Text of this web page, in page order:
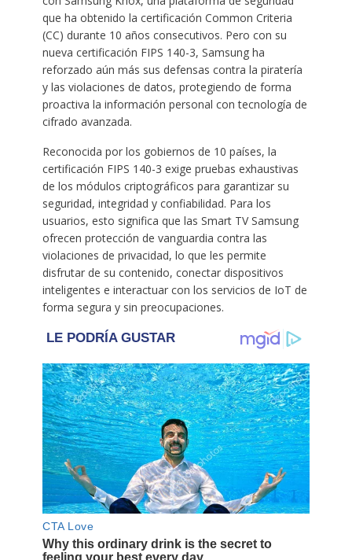
que ha obtenido la certificación Common Criteria
(CC) durante 10 años consecutivos. Pero con su
nueva certificación FIPS 140-3, Samsung ha
reforzado aún más sus defensas contra la piratería
y las violaciones de datos, protegiendo de forma
proactiva la información personal con tecnología de
cifrado avanzada.
Reconocida por los gobiernos de 10 países, la
certificación FIPS 140-3 exige pruebas exhaustivas
de los módulos criptográficos para garantizar su
seguridad, integridad y confiabilidad. Para los
usuarios, esto significa que las Smart TV Samsung
ofrecen protección de vanguardia contra las
violaciones de privacidad, lo que les permite
disfrutar de su contenido, conectar dispositivos
inteligentes e interactuar con los servicios de IoT de
forma segura y sin preocupaciones.